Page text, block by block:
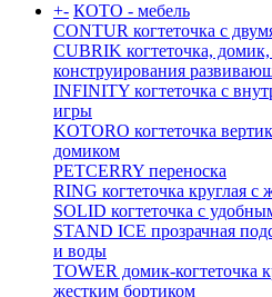
+- КОТО - мебель
CONTUR когтеточка с
CUBRIK когтеточка,
конструирования
INFINITY когтеточка с
игры
KOTORO когтеточка
домиком
PETCERRY переноска
RING когтеточка круглая с
SOLID когтеточка с
STAND ICE прозрачная
и воды
TOWER домик-когтеточка
жестким бортиком